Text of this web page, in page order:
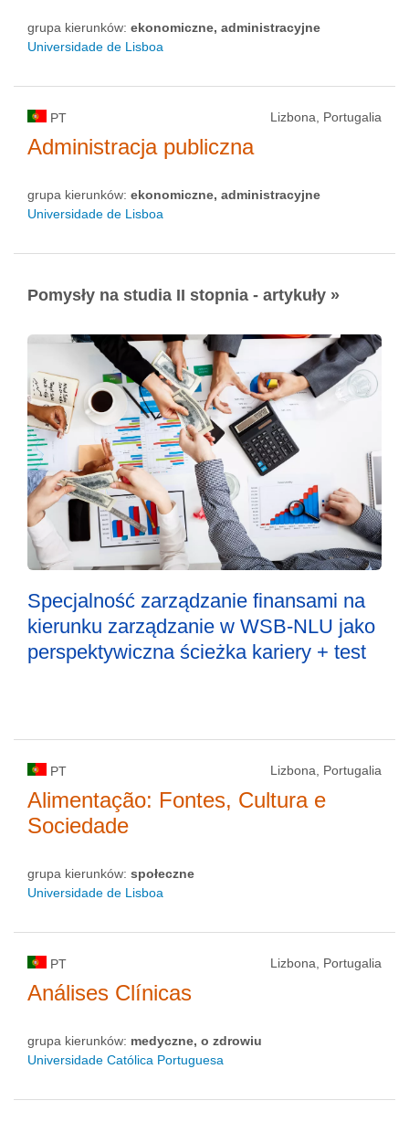
grupa kierunków: ekonomiczne, administracyjne
Universidade de Lisboa
PT Lizbona, Portugalia
Administracja publiczna
grupa kierunków: ekonomiczne, administracyjne
Universidade de Lisboa
Pomysły na studia II stopnia - artykuły »
Specjalność zarządzanie finansami na
kierunku zarządzanie w WSB-NLU jako
perspektywiczna ścieżka kariery + test
PT Lizbona, Portugalia
Alimentação: Fontes, Cultura e
Sociedade
grupa kierunków: społeczne
Universidade de Lisboa
PT Lizbona, Portugalia
Análises Clínicas
grupa kierunków: medyczne, o zdrowiu
Universidade Católica Portuguesa